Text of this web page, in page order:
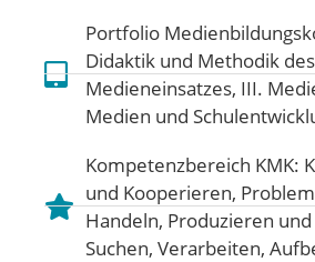
Portfolio
Didaktik und Methodik des
Medieneinsatzes, III.
Medien und
Kompetenzbereich KMK:
und Kooperieren,
Handeln, Produzieren
Suchen, Verarbeiten,